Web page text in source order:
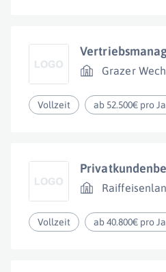
Grazer
Vollzeit ab 52.500€ pro
Vollzeit ab 40.800€ pro